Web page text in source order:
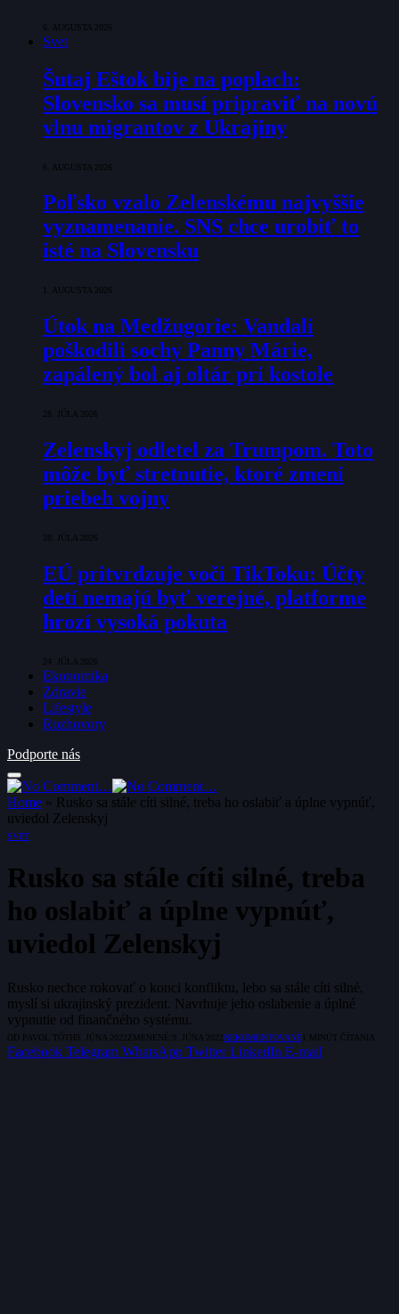
6. AUGUSTA 2026
Svet
Šutaj Eštok bije na poplach:
Slovensko sa musí pripraviť na novú
vlnu migrantov z Ukrajiny
6. AUGUSTA 2026
Poľsko vzalo Zelenskému najvyššie
vyznamenanie. SNS chce urobiť to
isté na Slovensku
1. AUGUSTA 2026
Útok na Medžugorie: Vandali
poškodili sochy Panny Márie,
zapálený bol aj oltár pri kostole
28. JÚLA 2026
Zelenskyj odletel za Trumpom. Toto
môže byť stretnutie, ktoré zmení
priebeh vojny
28. JÚLA 2026
EÚ pritvrdzuje voči TikToku: Účty
detí nemajú byť verejné, platforme
hrozí vysoká pokuta
24. JÚLA 2026
Ekonomika
Zdravie
Lifestyle
Rozhovory
Podporte nás
Home » Rusko sa stále cíti silné, treba ho oslabiť a úplne vypnúť,
uviedol Zelenskyj
SVET
Rusko sa stále cíti silné, treba
ho oslabiť a úplne vypnúť,
uviedol Zelenskyj
Rusko nechce rokovať o konci konfliktu, lebo sa stále cíti silné,
myslí si ukrajinský prezident. Navrhuje jeho oslabenie a úplné
vypnutie od finančného systému.
OD PAVOL TÓTH 9. JÚNA 2022 ZMENENÉ: 9. JÚNA 2022 NEKOMENTOVANÉ1 MINÚT ČÍTANIA
Facebook Telegram WhatsApp Twitter LinkedIn E-mail